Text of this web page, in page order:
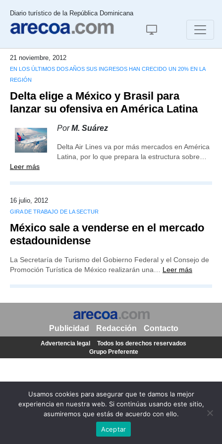
Diario turístico de la República Dominicana
21 noviembre, 2012
EN LOS ÚLTIMOS DOS AÑOS SUS INGRESOS HAN CRECIDO UN 20% EN LA
REGIÓN
Delta elige a México y Brasil para
lanzar su ofensiva en América Latina
PorM. Suárez
Delta Air Lines va por más mercados en América
Latina, por lo que prepara la estructura sobre…
Leer más
16 julio, 2012
GIRA DE TRABAJO DE LA SECTUR
México sale a venderse en el mercado
estadounidense
La Secretaría de Turismo del Gobierno Federal y el Consejo de
Promoción Turística de México realizarán una… Leer más
Usamos cookies para asegurar que te damos la mejor
experiencia en nuestra web. Si continúas usando este sitio,
asumiremos que estás de acuerdo con ello.
Aceptar
Publicidad Redacción Contacto
Advertencia legal
Todos los derechos reservados
Grupo Preferente